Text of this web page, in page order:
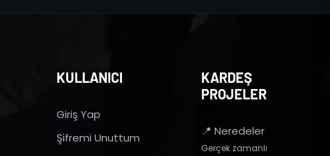
KULLANICI
Giriş Yap
Şifremi Unuttum
KARDEŞ
PROJELER
📍 Neredeler
Gerçek zamanlı